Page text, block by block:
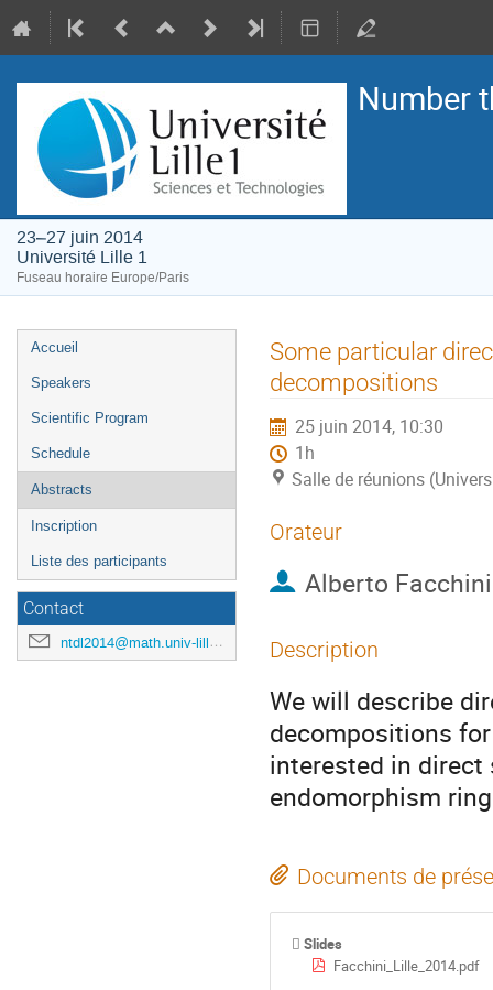
Number
23–27 juin 2014
Université Lille 1
Fuseau horaire Europe/Paris
Menu
de
Accueil
Speakers
Scientific Program
Schedule
Abstracts
Inscription
Liste des participants
Contact
ntdl2014@math.univ-lille1.fr
Some particular
decompositions
25 juin 2014, 10:30
1h
Salle de réunions
Orateur
Alberto Facchini
Description
We will describe
decompositions
interested in
endomorphism
Documents de
Slides
Facchini_Lille_2014.pdf